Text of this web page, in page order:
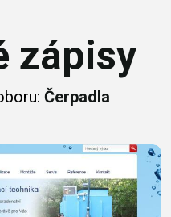
zápisy
Čerpadla